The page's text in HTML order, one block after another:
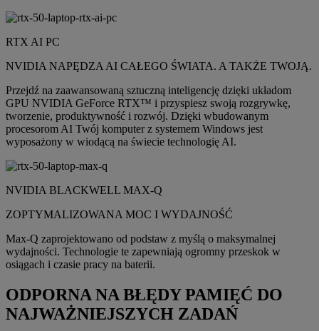
RTX AI PC
NVIDIA NAPĘDZA AI CAŁEGO ŚWIATA. A TAKŻE TWOJĄ.
Przejdź na zaawansowaną sztuczną inteligencję dzięki układom
GPU NVIDIA GeForce RTX™ i przyspiesz swoją rozgrywkę,
tworzenie, produktywność i rozwój. Dzięki wbudowanym
procesorom AI Twój komputer z systemem Windows jest
wyposażony w wiodącą na świecie technologię AI.
NVIDIA BLACKWELL MAX-Q
ZOPTYMALIZOWANA MOC I WYDAJNOŚĆ
Max-Q zaprojektowano od podstaw z myślą o maksymalnej
wydajności. Technologie te zapewniają ogromny przeskok w
osiągach i czasie pracy na baterii.
ODPORNA NA BŁĘDY PAMIĘĆ DO
NAJWAŻNIEJSZYCH ZADAŃ